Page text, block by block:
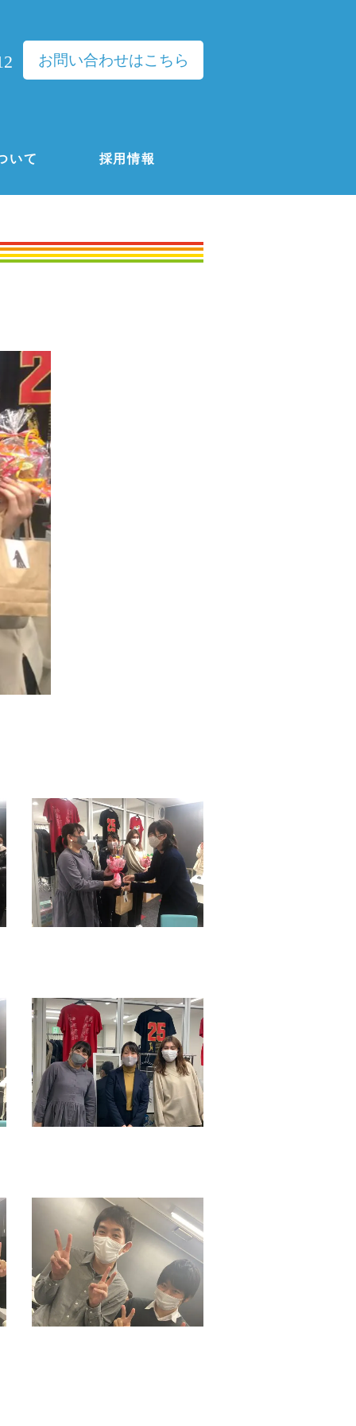
お問い合わせはこちら
いて 採用情報